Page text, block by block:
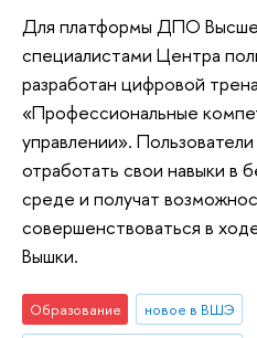
Для платформы ДПО
специалистами Центра
разработан цифровой
«Профессиональные
управлении».
отработать свои навыки в
среде и получат
совершенствоваться в
Вышки.
Образование
новое в ВШЭ